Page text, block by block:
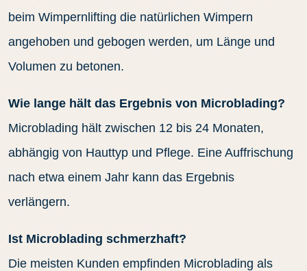
beim Wimpernlifting die natürlichen Wimpern
angehoben und gebogen werden, um Länge und
Volumen zu betonen.
Wie lange hält das Ergebnis von Microblading?
Microblading hält zwischen 12 bis 24 Monaten,
abhängig von Hauttyp und Pflege. Eine Auffrischung
nach etwa einem Jahr kann das Ergebnis
verlängern.
Ist Microblading schmerzhaft?
Die meisten Kunden empfinden Microblading als